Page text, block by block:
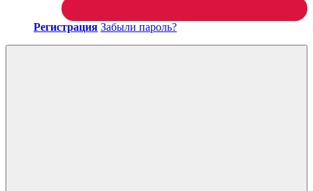
Регистрация Забыли пароль?